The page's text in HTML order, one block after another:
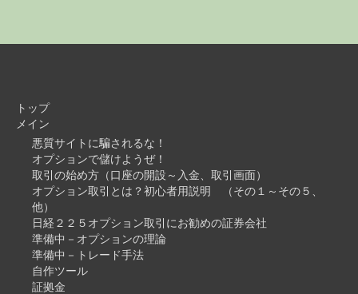
トップ
メイン
悪質サイトに騙されるな！
オプションで儲けようぜ！
取引の始め方（口座の開設～入金、取引画面）
オプション取引とは？初心者用説明 （その１～その５、
他）
日経２２５オプション取引にお勧めの証券会社
準備中－オプションの理論
準備中－トレード手法
自作ツール
証拠金